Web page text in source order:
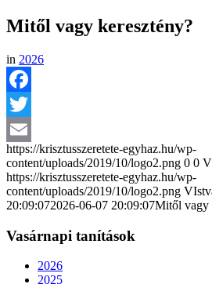
Mitől vagy keresztény?
in 2026
Facebook
Twitter
Email
https://krisztusszeretete-egyhaz.hu/wp-
content/uploads/2019/10/logo2.png 0 0
https://krisztusszeretete-egyhaz.hu/wp-
content/uploads/2019/10/logo2.png
20:09:072026-06-07 20:09:07Mitől vagy
Vasárnapi tanítások
2026
2025